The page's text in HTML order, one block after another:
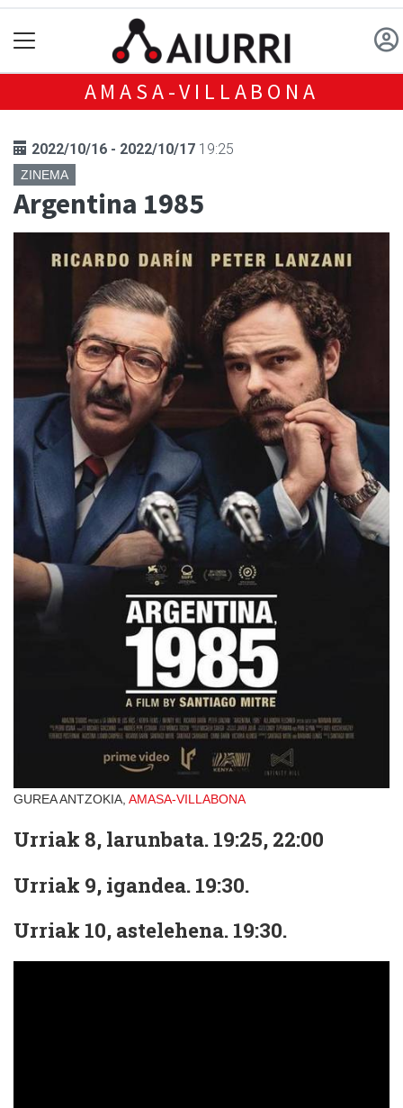
AMASA-VILLABONA
2022/10/16 - 2022/10/17 19:25
ZINEMA
Argentina 1985
GUREA ANTZOKIA, AMASA-VILLABONA
Urriak 8, larunbata. 19:25, 22:00
Urriak 9, igandea. 19:30.
Urriak 10, astelehena. 19:30.